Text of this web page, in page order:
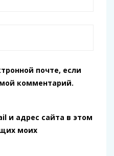
почте, если
комментарий.
и адрес сайта в этом
моих